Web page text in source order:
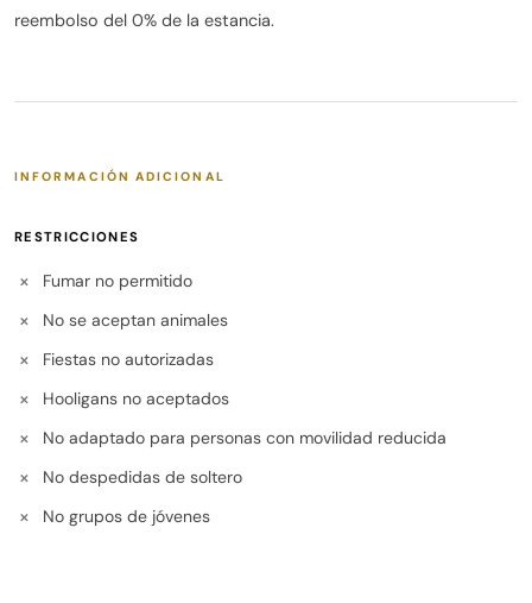
Kleine Geschäfte und Restaurants befinden sich in der
Bettwäsche und Handtücher sind inklusive.
Ankunft zu zahlen ist. Bei beschädigten oder verlorenen
des Schlosses erhoben.
WICHTIG: Wir arbeiten mit der besten Wäscherei der
Insel. ALLE UNSERE WÄSCHE wird mit Sauerstoff
behandelt, DESINFIZIERT und im Labor geprüft.
reembolso del 0% de la estancia.
INFORMACIÓN ADICIONAL
RESTRICCIONES
✕ Fumar no permitido
✕ No se aceptan animales
✕ Fiestas no autorizadas
✕ Hooligans no aceptados
✕ No adaptado para personas con movilidad reducida
✕ No despedidas de soltero
✕ No grupos de jóvenes